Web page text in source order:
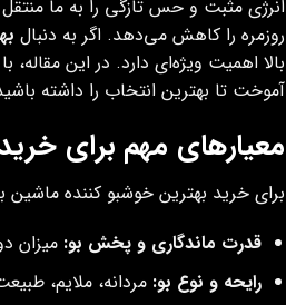
انرژی مثبت و حس تازگی را به ما
روزمره را کاهش می‌دهد. اگر به دنبال
بالا اهمیت ویژه‌ای دارد. در این مقاله، با
آموخت تا بهترین انتخاب را داشته
معیارهای مهم برای
برای خرید بهترین خوشبو کننده ماشین
قدرت ماندگاری و پخش بو: میزان
رایحه و نوع بو: مردانه، ملایم،